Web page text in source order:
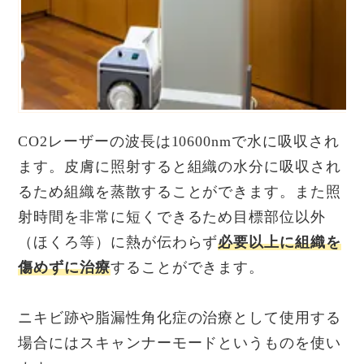
CO2レーザーの波長は10600nmで水に吸収され
ます。皮膚に照射すると組織の水分に吸収され
るため組織を蒸散することができます。また照
射時間を非常に短くできるため目標部位以外
（ほくろ等）に熱が伝わらず必要以上に組織を
傷めずに治療することができます。
ニキビ跡や脂漏性角化症の治療として使用する
場合にはスキャンナーモードというものを使い